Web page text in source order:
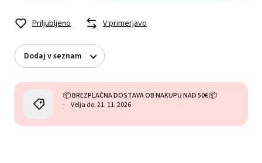
Priljubljeno V primerjavo
Dodaj v seznam
📦 BREZPLAČNA DOSTAVA OB NAKUPU NAD 50€ 📦
Velja do: 21. 11. 2026